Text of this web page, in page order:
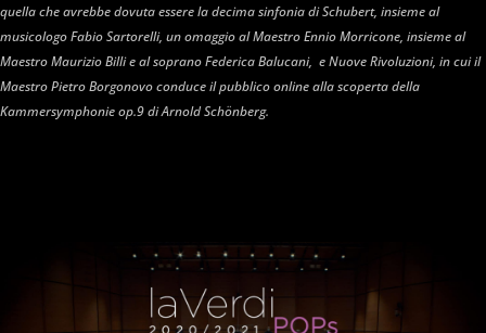
quella che avrebbe dovuta essere la decima sinfonia di Schubert, insieme al
musicologo Fabio Sartorelli, un omaggio al Maestro Ennio Morricone, insieme al
Maestro Maurizio Billi e al soprano Federica Balucani, eNuove Rivoluzioni, in cui il
Maestro Pietro Borgonovo conduce il pubblico online alla scoperta della
Kammersymphonie op.9 di Arnold Schönberg.